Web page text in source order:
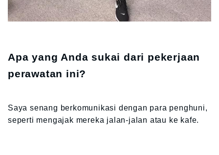
Apa yang Anda sukai dari pekerjaan
perawatan ini?
Saya senang berkomunikasi dengan para penghuni,
seperti mengajak mereka jalan-jalan atau ke kafe.